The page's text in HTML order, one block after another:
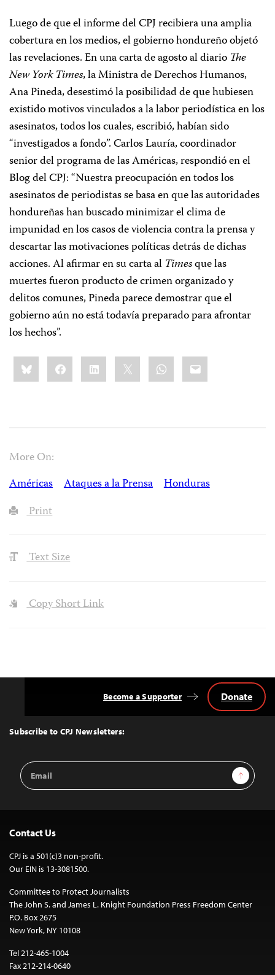
Luego de que el informe del CPJ recibiera una amplia
cobertura en los medios, el gobierno hondureño objetó
las revelaciones. En una carta de agosto al diario The
New York Times, la Ministra de Derechos Humanos,
Ana Pineda, desestimó la posibilidad de que hubiesen
existido motivos vinculados a la labor periodística en los
asesinatos, todos los cuales, escribió, habían sido
“investigados a fondo”. Carlos Lauría, coordinador
senior del programa de las Américas, respondió en el
Blog del CPJ: “Nuestra preocupación en todos los
asesinatos de periodistas se basa en que las autoridades
hondureñas han buscado minimizar el clima de
impunidad en los casos de violencia contra la prensa y
descartar las motivaciones políticas detrás de dichas
acciones. Al afirmar en su carta al Timesque las
muertes fueron producto de crimen organizado y
delitos comunes, Pineda parece demostrar que el
gobierno aún no está todavía preparado para afrontar
los hechos”.
Share
this:BlueskyFacebookLinkedIn WhatsApp
Email
More On:
Américas
Ataques a la Prensa
Honduras
Print
Text Size
Copy Short Link
Top
Subscribe to CPJ Newsletters:
Email
Address
Sign Up
Become a Supporter Donate
Contact Us
CPJ is a 501(c)3 non-profit.
Our EIN is 13-3081500.
Committee to Protect Journalists
The John S. and James L. Knight Foundation Press Freedom Center
P.O. Box 2675
New York, NY 10108
Tel 212-465-1004
Fax 212-214-0640